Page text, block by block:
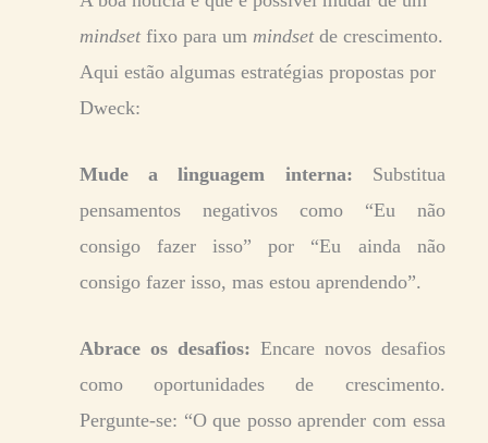
mindset fixo para um mindset de crescimento.
Aqui estão algumas estratégias propostas por
Dweck:
Mude a linguagem interna: Substitua
pensamentos negativos como “Eu não
consigo fazer isso” por “Eu ainda não
consigo fazer isso, mas estou aprendendo”.
Abrace os desafios: Encare novos desafios
como oportunidades de crescimento.
Pergunte-se: “O que posso aprender com essa